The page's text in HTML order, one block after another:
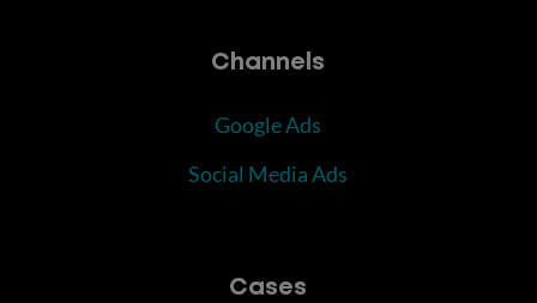
Channels
Google Ads
Social Media Ads
Cases